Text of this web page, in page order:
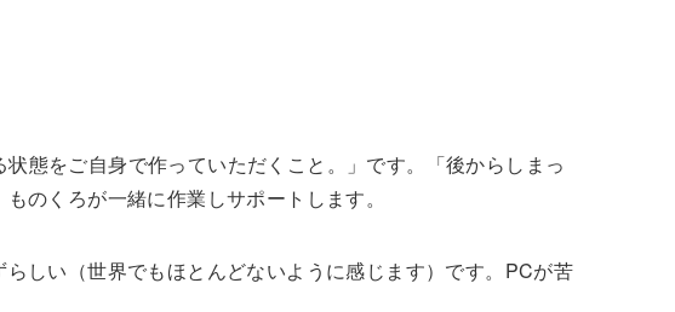
態をご自身で作っていただくこと。」です。「後からしまっ
のくろが一緒に作業しサポートします。
しい（世界でもほとんどないように感じます）です。PCが苦